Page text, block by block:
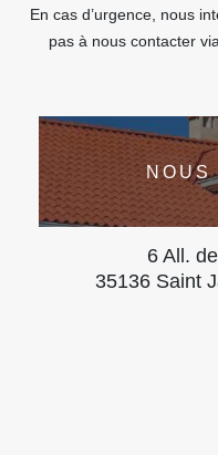
En cas d’urgence, nous
pas à nous contacter
6 All.
35136 Saint